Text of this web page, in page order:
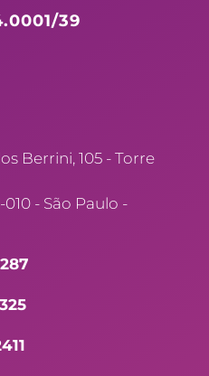
39
Berrini, 105 - Torre
010 - São Paulo -